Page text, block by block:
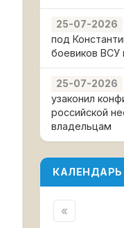
25-07-2026
под
боевиков ВСУ
25-07-2026
узаконил
российской
владельцам
«